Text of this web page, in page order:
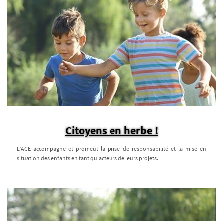
Citoyens en herbe !
L’ACE accompagne et promeut la prise de responsabilité et la mise en
situation des enfants en tant qu'acteurs de leurs projets.